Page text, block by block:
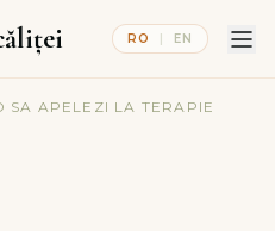
RO | EN
SA APELEZI LA TERAPIE